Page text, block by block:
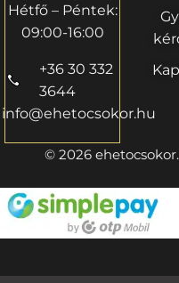
Hétfő – Péntek:
09:00-16:00
+36 30 332
3644
info@ehetocsokor.hu
© 2026